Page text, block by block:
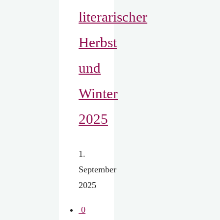
literarischer
Herbst
und
Winter
2025
1.
September
2025
0